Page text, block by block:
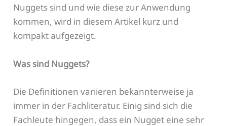
Nuggets sind und wie diese zur Anwendung
kommen, wird in diesem Artikel kurz und
kompakt aufgezeigt.
Was sind Nuggets?
Die Definitionen variieren bekannterweise ja
immer in der Fachliteratur. Einig sind sich die
Fachleute hingegen, dass ein Nugget eine sehr